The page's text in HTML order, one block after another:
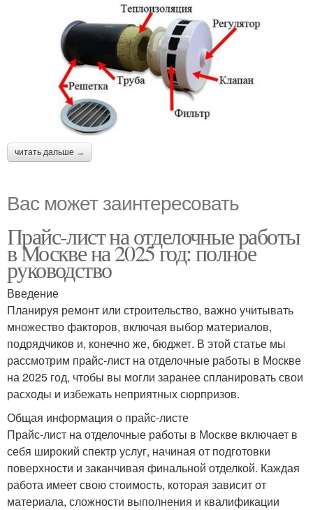
читать дальше →
Вас может заинтересовать
Прайс-лист на отделочные работы
в Москве на 2025 год: полное
руководство
Введение
Планируя ремонт или строительство, важно учитывать
множество факторов, включая выбор материалов,
подрядчиков и, конечно же, бюджет. В этой статье мы
рассмотрим прайс-лист на отделочные работы в Москве
на 2025 год, чтобы вы могли заранее спланировать свои
расходы и избежать неприятных сюрпризов.
Общая информация о прайс-листе
Прайс-лист на отделочные работы в Москве включает в
себя широкий спектр услуг, начиная от подготовки
поверхности и заканчивая финальной отделкой. Каждая
работа имеет свою стоимость, которая зависит от
материала, сложности выполнения и квалификации